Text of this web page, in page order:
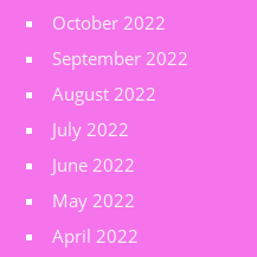
October 2022
September 2022
August 2022
July 2022
June 2022
May 2022
April 2022